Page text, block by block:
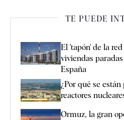
TE PUEDE
El 'tapón' de la
viviendas
España
¿Por qué se
reactores
Ormuz, la gran